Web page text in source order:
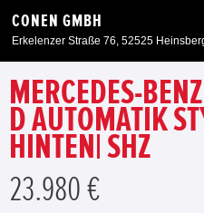
CONEN GMBH
Erkelenzer Straße 76, 52525
Neuwagen
Gebrauchtwagen
Angebote
MERCEDES-
D AUTOMATIK
HINTEN| SHZ
23.980 €